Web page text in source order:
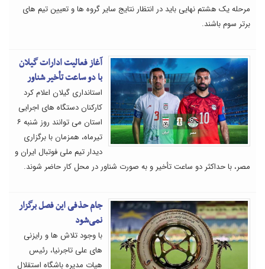
مرحله یک هشتم نهایی باید در انتظار نتایج سایر گروه ها و تعیین تیم های
برتر سوم باشند.
آغاز فعالیت ادارات گیلان
با دو ساعت تأخیر شناور
استانداری گیلان اعلام کرد
کارکنان دستگاه های اجرایی
استان می توانند روز شنبه ۶
تیرماه، همزمان با برگزاری
دیدار تیم ملی فوتبال ایران و
مصر، با حداکثر دو ساعت تأخیر و به صورت شناور در محل کار حاضر شوند.
جام حذفی این فصل برگزار
نمی‌شود
با وجود تلاش ها و رایزنی
های علی تاجرنیا، رئیس
هیات مدیره باشگاه استقلال